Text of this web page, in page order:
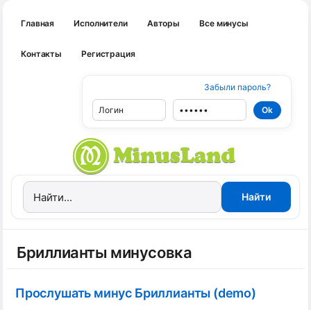
Главная Исполнители Авторы Все минусы
Контакты Регистрация
Забыли пароль?
Бриллианты минусовка
Прослушать минус Бриллианты (demo)